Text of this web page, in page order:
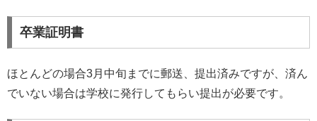
卒業証明書
ほとんどの場合3月中旬までに郵送、提出済みですが、済ん
でいない場合は学校に発行してもらい提出が必要です。